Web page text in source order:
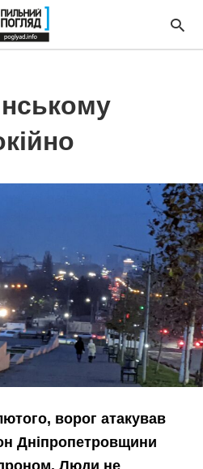
ворог атакував
Дніпропетровщини
Люди не